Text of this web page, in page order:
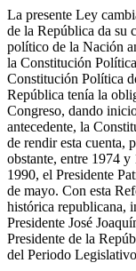
La presente Ley
de la República da su
político de la Nación
la Constitución
Constitución Política
República tenía la
Congreso, dando
antecedente, la
de rendir esta cuenta,
obstante, entre 1974 y
1990, el Presidente
de mayo. Con esta
histórica republicana,
Presidente José
Presidente de la
del Periodo